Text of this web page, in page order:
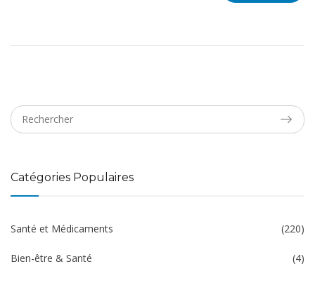
Catégories Populaires
Santé et Médicaments (220)
Bien-être & Santé (4)